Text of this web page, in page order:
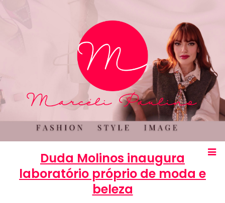
Duda Molinos inaugura
laboratório próprio de moda e
beleza